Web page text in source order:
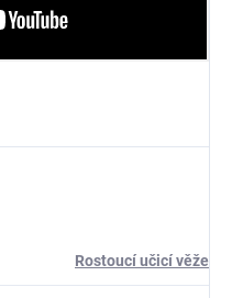
Rostoucí učicí věže